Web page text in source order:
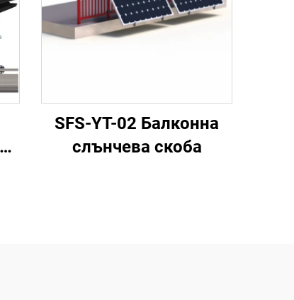
SFS-YT-02 Балконна
слънчева скоба